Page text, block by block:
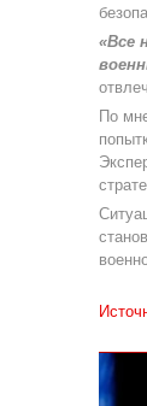
«Все
По